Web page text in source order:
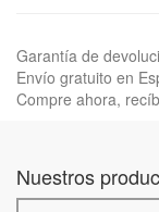
Garantía de
Envío gratuito en
Compre ahora,
Nuestros